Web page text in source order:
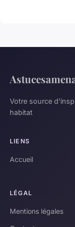
Votre source
habitat
LIENS
Accueil
LÉGAL
Mentions légales